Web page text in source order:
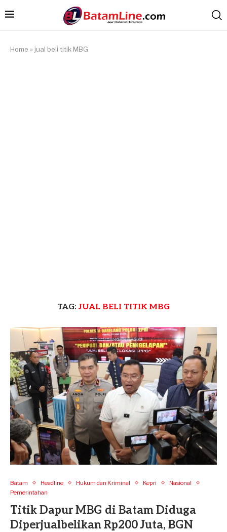
Home » jual beli titik MBG
TAG:JUAL BELI TITIK MBG
Batam Headline Hukum dan Kriminal Kepri
Nasional
Pemerintahan
Titik Dapur MBG di Batam Diduga
Diperjualbelikan Rp200 Juta, BGN